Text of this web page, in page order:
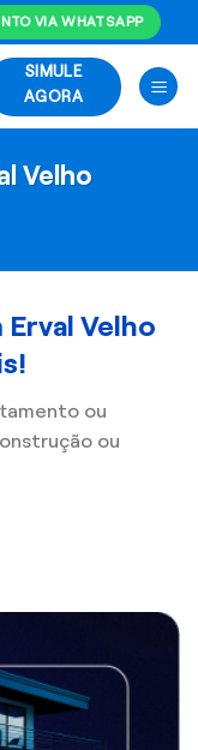
VIA WHATSAPP
SIMULE
AGORA
Velho
Velho
ou
ou